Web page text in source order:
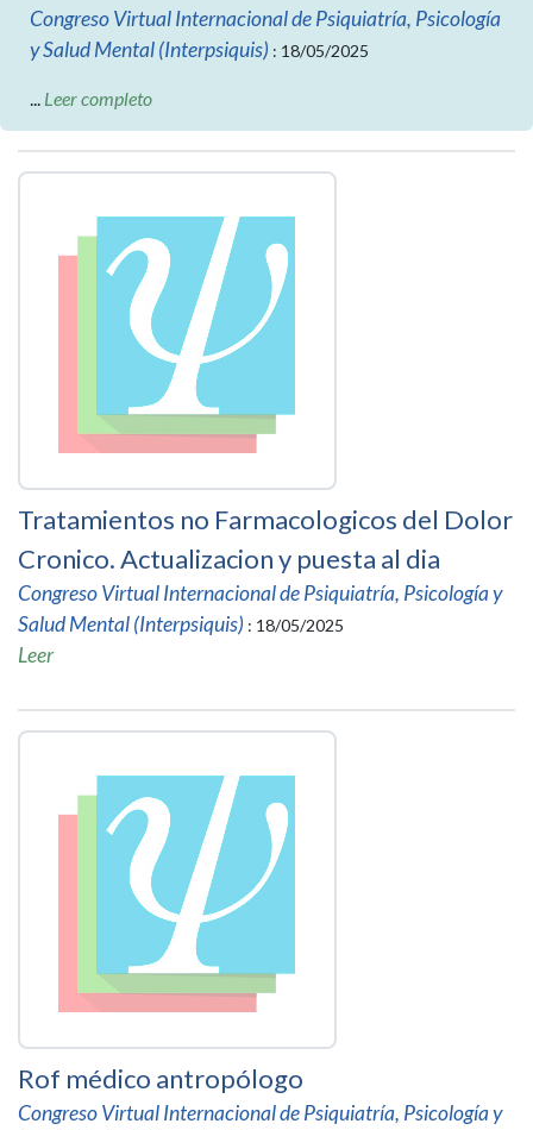
Congreso Virtual Internacional de Psiquiatría, Psicología
y Salud Mental (Interpsiquis) : 18/05/2025
... Leer completo
Tratamientos no Farmacologicos del Dolor
Cronico. Actualizacion y puesta al dia
Congreso Virtual Internacional de Psiquiatría, Psicología y
Salud Mental (Interpsiquis) : 18/05/2025
Leer
Rof médico antropólogo
Congreso Virtual Internacional de Psiquiatría, Psicología y